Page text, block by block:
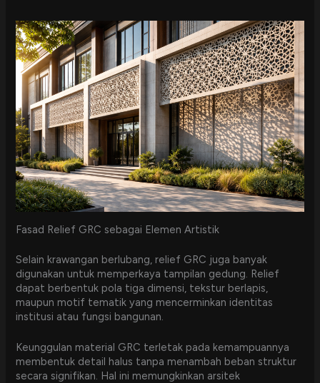
Fasad Relief GRC sebagai Elemen Artistik
Selain krawangan berlubang, relief GRC juga banyak
digunakan untuk memperkaya tampilan gedung. Relief
dapat berbentuk pola tiga dimensi, tekstur berlapis,
maupun motif tematik yang mencerminkan identitas
institusi atau fungsi bangunan.
Keunggulan material GRC terletak pada kemampuannya
membentuk detail halus tanpa menambah beban struktur
secara signifikan. Hal ini memungkinkan arsitek